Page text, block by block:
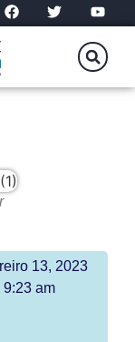
13, 2023
9:23 am